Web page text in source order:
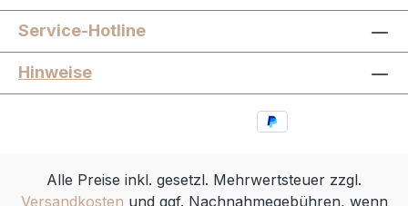
Service-Hotline
Hinweise
Alle Preise inkl. gesetzl. Mehrwertsteuer zzgl.
Versandkosten und ggf. Nachnahmegebühren, wenn